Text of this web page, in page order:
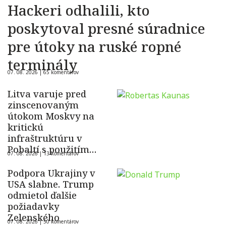
Hackeri odhalili, kto
poskytoval presné súradnice
pre útoky na ruské ropné
terminály
07. 08. 2026 |65 komentárov
Litva varuje pred
zinscenovaným
útokom Moskvy na
kritickú
infraštruktúru v
Pobaltí s použitím
ukrajinského dronu
07. 08. 2026 |13 komentárov
Podpora Ukrajiny v
USA slabne. Trump
odmietol ďalšie
požiadavky
Zelenského
07. 08. 2026 |50 komentárov